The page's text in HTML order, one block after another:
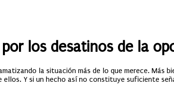
los desatinos de la
la situación más de lo que merece. Más
Y si un hecho así no constituye suficiente